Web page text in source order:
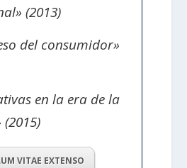
(2013)
del consumidor»
en la era de la
(2015)
VITAE EXTENSO